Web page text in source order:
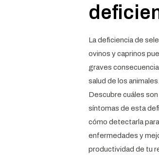
La deficiencia de
ovinos y caprinos
graves
salud de los animales.
Descubre cuáles son
síntomas de esta
cómo detectarla
enfermedades y
productividad de tu